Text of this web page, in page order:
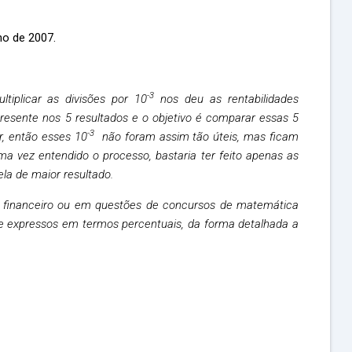
de 2007.
as divisões por 10-3
nos deu as rentabilidades
nos 5 resultados e o objetivo é comparar essas 5
então esses 10-3
não foram assim tão úteis, mas ficam
vez entendido o processo, bastaria ter feito apenas as
de maior resultado.
ou em questões de concursos de matemática
em termos percentuais, da forma detalhada a